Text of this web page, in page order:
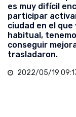
es muy difícil
participar
ciudad en el que
habitual,
conseguir
trasladaron.
2022/05/19